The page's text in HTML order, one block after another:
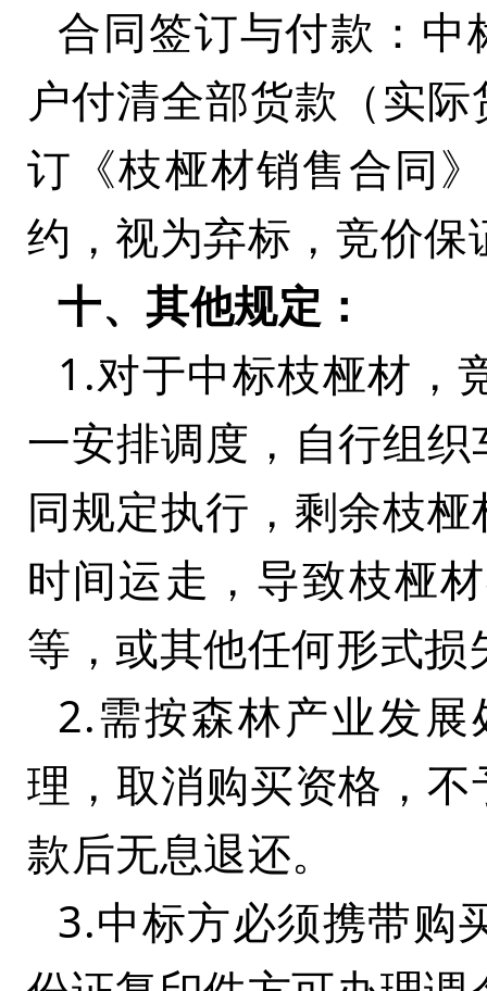
合同签订与付款：中
户付清全部货款（实
订《枝桠材销售合同
约，视为弃标，竞价
十、其他规定：
1.对于中标枝桠材，
一安排调度，自行组
同规定执行，剩余枝
时间运走，导致枝桠
等，或其他任何形式
2.需按森林产业发
理，取消购买资格，
款后无息退还。
3.中标方必须携带购